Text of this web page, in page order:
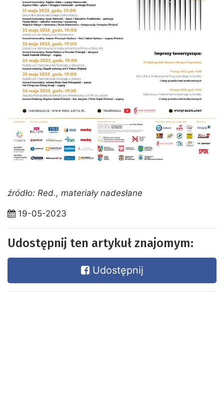
źródło: Red., materiały nadesłane
19-05-2023
Udostępnij ten artykuł znajomym:
Udostępnij